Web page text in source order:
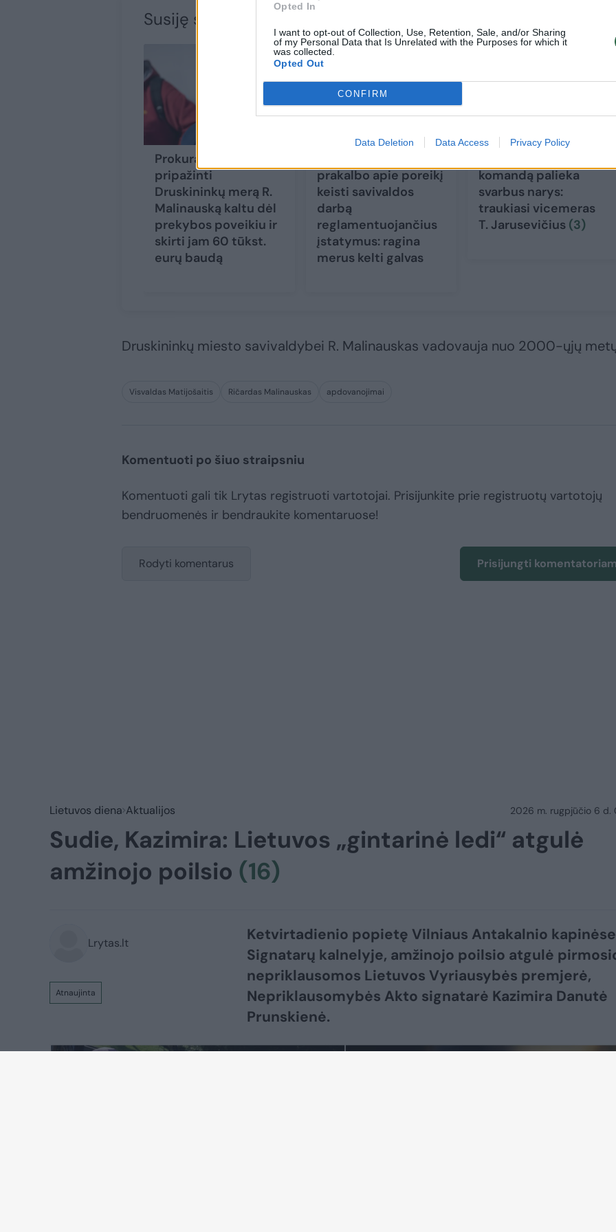
Opted In
I want to opt-out of Collection, Use, Retention, Sale, and/or Sharing
of my Personal Data that Is Unrelated with the Purposes for which it
was collected.
Opted Out
CONFIRM
Data Deletion Data Access Privacy Policy
Susiję straipsniai
Prokuratūra siūlo
pripažinti
Druskininkų merą R.
Malinauską kaltu dėl
prekybos poveikiu ir
skirti jam 60 tūkst.
eurų baudą
prakalbo apie poreikį
keisti savivaldos
darbą
reglamentuojančius
įstatymus: ragina
merus kelti galvas
komandą palieka
svarbus narys:
traukiasi vicemeras
T. Jarusevičius (3)
Druskininkų miesto savivaldybei R. Malinauskas vadovauja nuo 2000-ųjų
Visvaldas Matijošaitis Ričardas Malinauskas apdovanojimai
Komentuoti po šiuo straipsniu
Komentuoti gali tik Lrytas registruoti vartotojai. Prisijunkite prie registruotų vartotojų
bendruomenės ir bendraukite komentaruose!
Rodyti komentarus Prisijungti
Lietuvos diena Aktualijos 2026 m. rugpjūčio 6 d.
Sudie, Kazimira: Lietuvos „gintarinė ledi“ atgulė
amžinojo poilsio (16)
Lrytas.lt
Atnaujinta
Ketvirtadienio popietę Vilniaus Antakalnio
Signatarų kalnelyje, amžinojo poilsio atgulė
nepriklausomos Lietuvos Vyriausybės premjerė,
Nepriklausomybės Akto signatarė Kazimira Danutė
Prunskienė.